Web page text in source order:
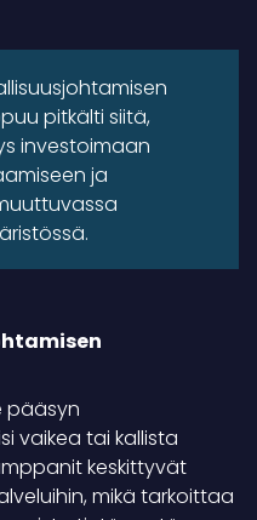
pitkälti siitä,
investoimaan
ja
pääsyn
vaikea tai kallista
keskittyvät
mikä tarkoittaa